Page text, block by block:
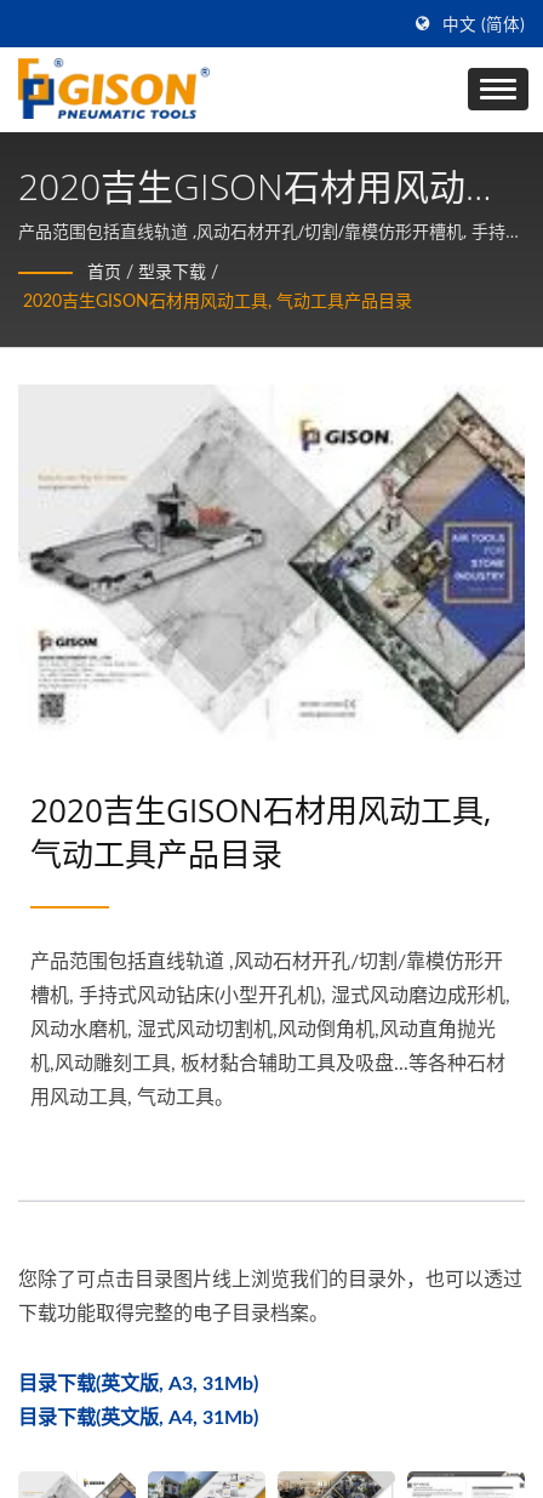
中文 (简体)
2020吉生GISON石材用风动工
具, 气动工具产品目录
产品范围包括直线轨道 ,风动石材开孔/切割/靠模仿形开槽机, 手持式
风动钻床(小型开孔机), 湿式风动磨边成形机,风动水磨机, 湿式风动切
割机,风动倒角机,风动直角抛光机,风动雕刻工具, 板材黏合辅助工具
首页 / 型录下载 /
2020吉生GISON石材用风动工具, 气动工具产品目录
2020吉生GISON石材用风动工具,
气动工具产品目录
产品范围包括直线轨道 ,风动石材开孔/切割/靠模仿形开
槽机, 手持式风动钻床(小型开孔机), 湿式风动磨边成形机,
风动水磨机, 湿式风动切割机,风动倒角机,风动直角抛光
机,风动雕刻工具, 板材黏合辅助工具及吸盘...等各种石材
用风动工具, 气动工具。
您除了可点击目录图片线上浏览我们的目录外，也可以透过
下载功能取得完整的电子目录档案。
目录下载(英文版, A3, 31Mb)
目录下载(英文版, A4, 31Mb)